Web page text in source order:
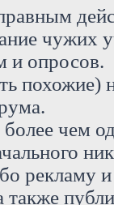
чужих
и опросов.
похожие)
более чем
рекламу